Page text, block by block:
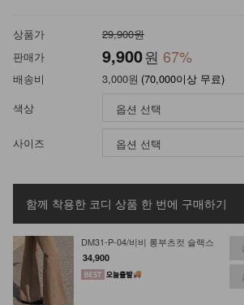
상품가
29,900원
판매가
9,900원 67%
배송비 3,000원 (70,000이상 무료)
색상
사이즈
함께 착용한 코디 상품 한 번에 구매하기
DM31-P-04/비비 롱부츠컷 슬랙스
34,900